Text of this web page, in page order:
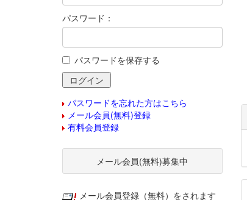
パスワード：
パスワードを保存する
パスワードを忘れた方はこちら
メール会員(無料)登録
有料会員登録
メール会員(無料)募集中
メール会員登録（無料）をされます